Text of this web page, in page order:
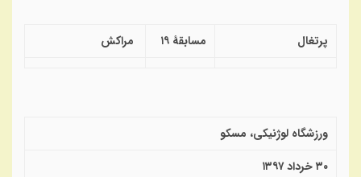
پرتغال مسابقهٔ ۱۹ مراکش
ورزشگاه لوژنیکی، مسکو
۳۰ خرداد ۱۳۹۷